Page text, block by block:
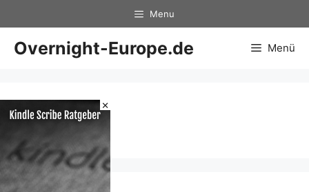
×
Inhalt
springen
Menu
Overnight-Europe.de Menü
nach